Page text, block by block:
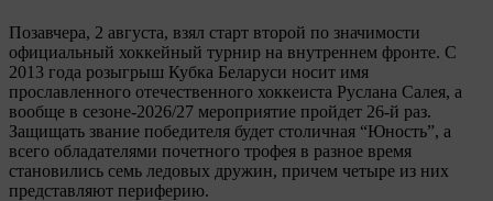
Позавчера, 2 августа, взял старт второй по значимости
официальный хоккейный турнир на внутреннем фронте. C
2013 года розыгрыш Кубка Беларуси носит имя
прославленного отечественного хоккеиста Руслана Салея, а
вообще в сезоне-2026/27 мероприятие пройдет 26-й раз.
Защищать звание победителя будет столичная “Юность”, а
всего обладателями почетного трофея в разное время
становились семь ледовых дружин, причем четыре из них
представляют периферию.